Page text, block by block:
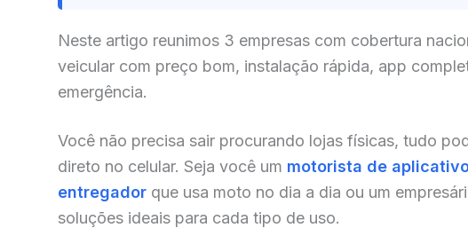
Neste artigo reunimos 3 empresas com cobertura
veicular com preço bom, instalação rápida, app
emergência.
Você não precisa sair procurando lojas físicas, tudo
direto no celular. Seja você um motorista de
entregador que usa moto no dia a dia ou um
soluções ideais para cada tipo de uso.